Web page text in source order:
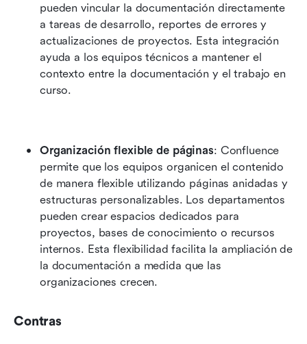
pueden vincular la documentación directamente
a tareas de desarrollo, reportes de errores y
actualizaciones de proyectos. Esta integración
ayuda a los equipos técnicos a mantener el
contexto entre la documentación y el trabajo en
curso.
Organización flexible de páginas: Confluence
permite que los equipos organicen el contenido
de manera flexible utilizando páginas anidadas y
estructuras personalizables. Los departamentos
pueden crear espacios dedicados para
proyectos, bases de conocimiento o recursos
internos. Esta flexibilidad facilita la ampliación de
la documentación a medida que las
organizaciones crecen.
Contras